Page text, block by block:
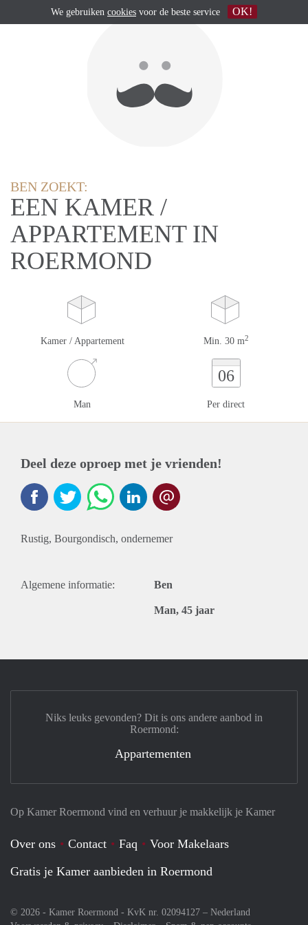
BEN ZOEKT:
EEN KAMER /
APPARTEMENT IN
ROERMOND
Kamer / Appartement Min. 30 m2
Man
06
Per direct
Deel deze oproep met je vrienden!
Rustig, Bourgondisch, ondernemer
Algemene informatie: Ben
Man, 45 jaar
Op Kamer Roermond vind en verhuur je makkelijk je Kamer
Over ons Contact Faq
Voor Makelaars
Gratis je Kamer aanbieden in Roermond
© 2026 - Kamer Roermond - KvK nr. 02094127 – Nederland
Niks leuks gevonden? Dit is ons andere aanbod in
Roermond:
Appartementen
We gebruiken cookies voor de beste service OK!